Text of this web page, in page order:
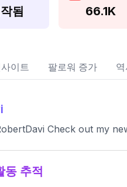
됨 66.1K
이트 팔로워 증가
Check out my
추적